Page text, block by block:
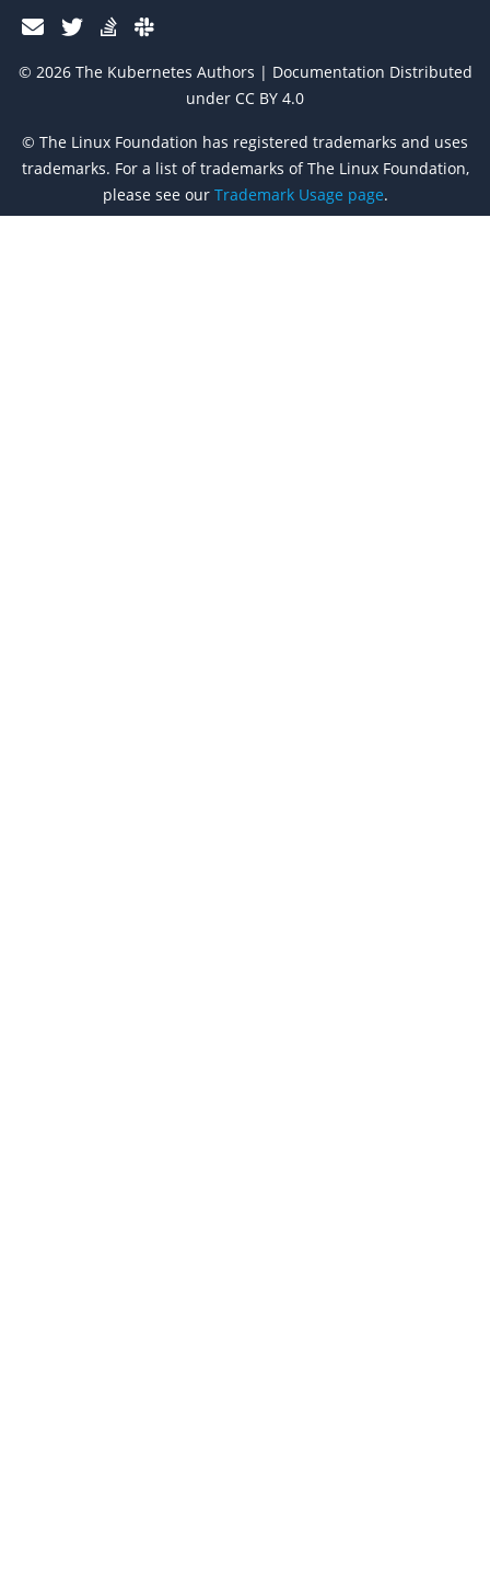
© 2026 The Kubernetes Authors | Documentation Distributed
under CC BY 4.0
© The Linux Foundation has registered trademarks and uses
trademarks. For a list of trademarks of The Linux Foundation,
please see our Trademark Usage page.